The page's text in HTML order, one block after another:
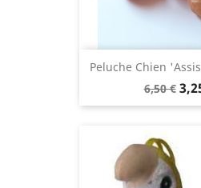
Peluche Chien
6,50 €